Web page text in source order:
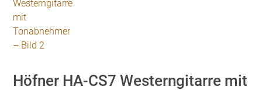
Höfner HA-CS7 Westerngitarre mit